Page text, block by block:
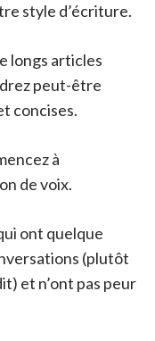
style d’écriture.
longs articles
peut-être
concises.
à
de voix.
ont quelque
(plutôt
et n’ont pas peur